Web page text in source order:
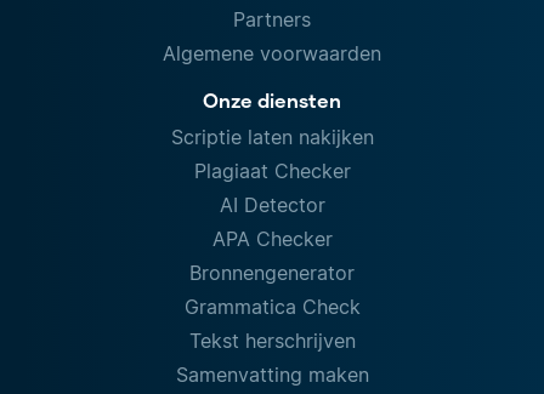
Partners
Algemene voorwaarden
Onze diensten
Scriptie laten nakijken
Plagiaat Checker
AI Detector
APA Checker
Bronnengenerator
Grammatica Check
Tekst herschrijven
Samenvatting maken